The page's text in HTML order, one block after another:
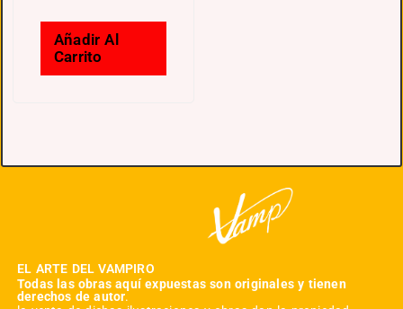
Añadir Al
Carrito
EL ARTE DEL VAMPIRO
Todas las obras aquí expuestas son originales y tienen
derechos de autor.